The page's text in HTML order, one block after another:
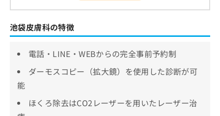
池袋皮膚科の特徴
電話・LINE・WEBからの完全事前予約制
ダーモスコピー（拡大鏡）を使用した診断が可
能
ほくろ除去はCO2レーザーを用いたレーザー治